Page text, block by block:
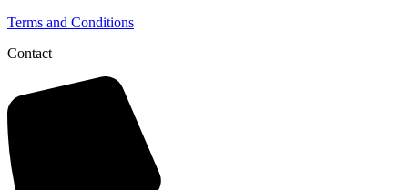
Terms and Conditions
Contact